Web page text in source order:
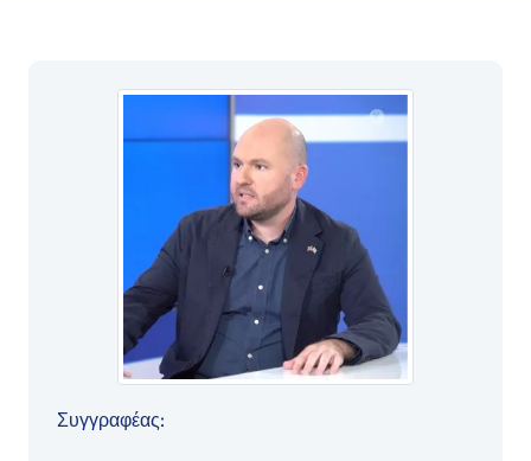
Συγγραφέας: